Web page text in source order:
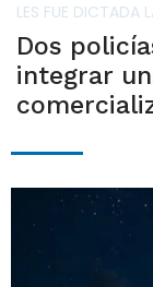
LES FUE DICTADA
Dos
integrar